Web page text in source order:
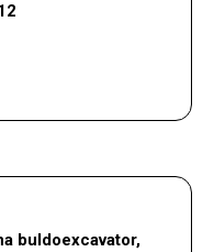
buldoexcavator,